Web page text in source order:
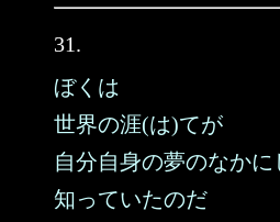
31.
ぼくは
世界の涯(は)てが
自分自身の夢のなか
知っていたのだ